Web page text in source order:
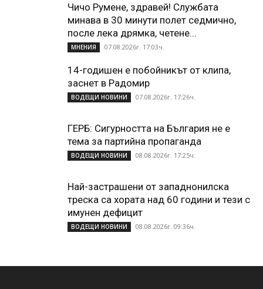
Чичо Румене, здравей! Службата
минава в 30 минути полет седмично,
после лека дрямка, четене...
МНЕНИЯ 07.08.2026г. 17:03ч.
14-годишен е побойникът от клипа,
заснет в Радомир
ВОДЕЩИ НОВИНИ 07.08.2026г. 17:26ч.
ГЕРБ: Сигурността на България не е
тема за партийна пропаганда
ВОДЕЩИ НОВИНИ 08.08.2026г. 17:25ч.
Най-застрашени от западнонилска
треска са хората над 60 години и тези с
имунен дефицит
ВОДЕЩИ НОВИНИ 08.08.2026г. 09:36ч.